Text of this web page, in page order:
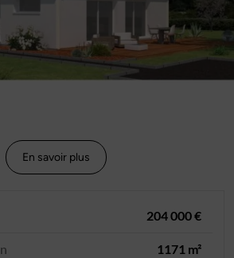
En savoir plus
204 000 €
1171 m²